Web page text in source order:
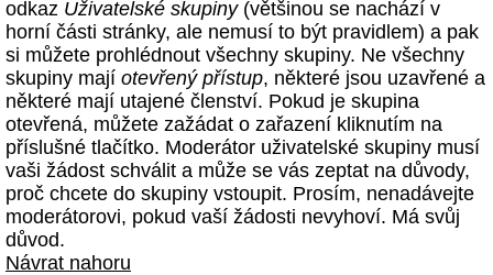
odkaz Uživatelské skupiny(většinou se nachází v
horní části stránky, ale nemusí to být pravidlem) a pak
si můžete prohlédnout všechny skupiny. Ne všechny
skupiny mají otevřený přístup, některé jsou uzavřené a
některé mají utajené členství. Pokud je skupina
otevřená, můžete zažádat o zařazení kliknutím na
příslušné tlačítko. Moderátor uživatelské skupiny musí
vaši žádost schválit a může se vás zeptat na důvody,
proč chcete do skupiny vstoupit. Prosím, nenadávejte
moderátorovi, pokud vaší žádosti nevyhoví. Má svůj
důvod.
Návrat nahoru